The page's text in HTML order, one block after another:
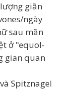
giãn
ngày
sau mãn
ở "equol-
gian quan
Spitznagel